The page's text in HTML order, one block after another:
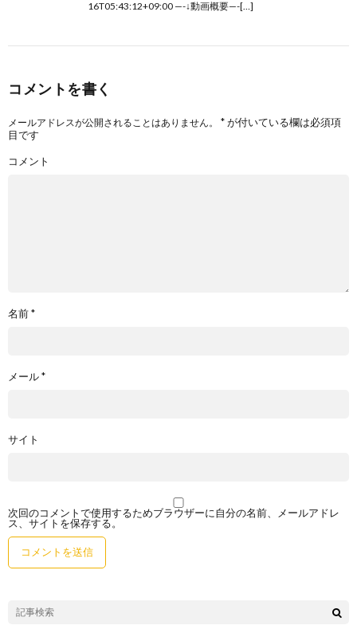
16T05:43:12+09:00 —-↓動画概要—-[…]
コメントを書く
メールアドレスが公開されることはありません。 *が付いている欄は必須項
目です
コメント
名前*
メール*
サイト
次回のコメントで使用するためブラウザーに自分の名前、メールアドレ
ス、サイトを保存する。